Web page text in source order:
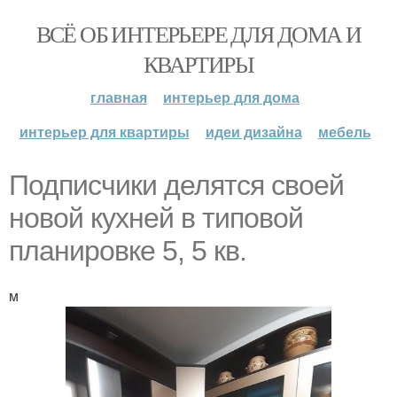
ВСЁ ОБ ИНТЕРЬЕРЕ ДЛЯ ДОМА И
КВАРТИРЫ
главная
интерьер для дома
интерьер для квартиры
идеи дизайна мебель
Подписчики делятся своей
новой кухней в типовой
планировке 5, 5 кв.
м